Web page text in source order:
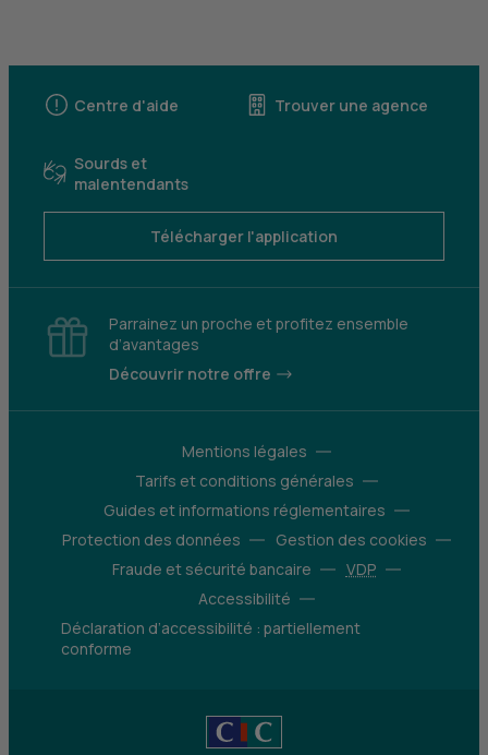
Centre d'aide Trouver une agence
Sourds et
malentendants
Télécharger l'application
Parrainez un proche et profitez ensemble
d’avantages
Découvrir notre offre
Mentions légales
Tarifs et conditions générales
Guides et informations réglementaires
Protection des données
Gestion des cookies
Fraude et sécurité bancaire
VDP
Accessibilité
Déclaration d’accessibilité : partiellement
conforme